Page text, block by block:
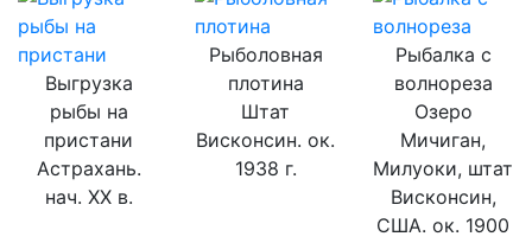
Выгрузка
рыбы на
пристани
Астрахань.
нач. ХХ в.
Рыболовная
плотина
Штат
Висконсин. ок.
1938 г.
Рыбалка с
волнореза
Озеро
Мичиган,
Милуоки, штат
Висконсин,
США. ок. 1900